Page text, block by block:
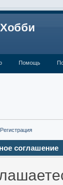
Помощь
Регистрация
соглашение